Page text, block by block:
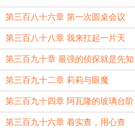
第三百八十六章 第一次圆桌会议
第三百八十八章 我来扛起一片天
第三百九十章 最强的侦探就是先知
第三百九十二章 莉莉与眼魔
第三百九十四章 阿瓦隆的玻璃台阶
第三百九十六章 着实查，用心查